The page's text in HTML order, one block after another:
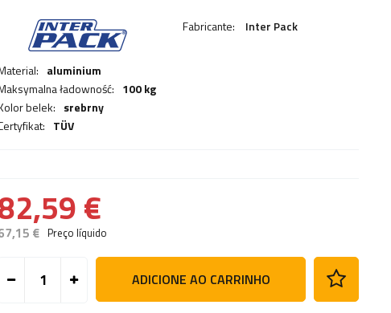
Fabricante: Inter Pack
aluminium
ładowność: 100 kg
belek: srebrny
TÜV
€
€ Preço líquido
ADICIONE AO CARRINHO